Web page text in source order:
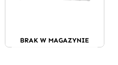
BRAK W MAGAZYNIE